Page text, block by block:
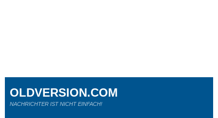
OLDVERSION.COM
NACHRICHTER IST NICHT EINFACH!